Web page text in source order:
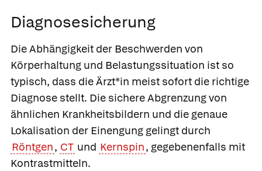
Diagnosesicherung
Die Abhängigkeit der Beschwerden von
Körperhaltung und Belastungssituation ist so
typisch, dass die Ärzt*in meist sofort die richtige
Diagnose stellt. Die sichere Abgrenzung von
ähnlichen Krankheitsbildern und die genaue
Lokalisation der Einengung gelingt durch
Röntgen, CT und Kernspin, gegebenenfalls mit
Kontrastmitteln.